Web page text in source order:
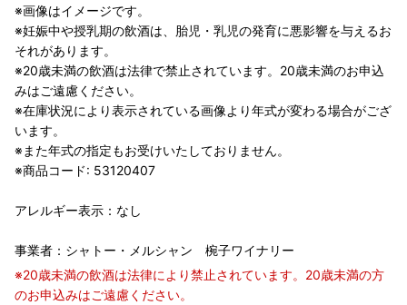
※画像はイメージです。
※妊娠中や授乳期の飲酒は、胎児・乳児の発育に悪影響を与えるお
それがあります。
※20歳未満の飲酒は法律で禁止されています。20歳未満のお申込
みはご遠慮ください。
※在庫状況により表示されている画像より年式が変わる場合がござ
います。
※また年式の指定もお受けいたしておりません。
※商品コード: 53120407
アレルギー表示：なし
事業者：シャトー・メルシャン 椀子ワイナリー
※20歳未満の飲酒は法律により禁止されています。20歳未満の方
のお申込みはご遠慮ください。